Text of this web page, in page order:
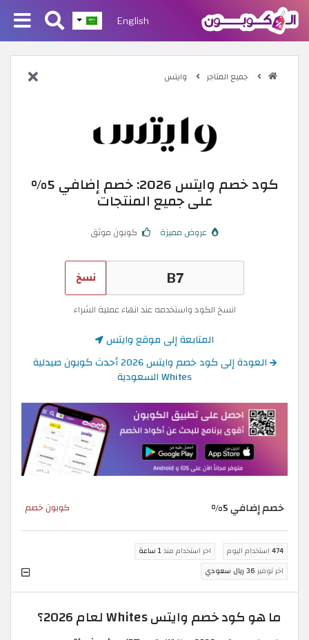
English
جميع المتاجر وايتس
كود خصم وايتس 2026: خصم إضافي 5%
على جميع المنتجات
عروض مميزة كوبون موثق
نسخ
انسخ الكود واستخدمه عند انهاء عملية الشراء
المتابعة إلى موقع وايتس
العودة إلى كود خصم وايتس 2026 أحدث كوبون صيدلية
Whites السعودية
خصم إضافي 5% كوبون خصم
474 استخدام اليوم اخر استخدام منذ1 ساعة
اخر توفير 36 ريال سعودي
ما هو كود خصم وايتس Whites لعام 2026؟